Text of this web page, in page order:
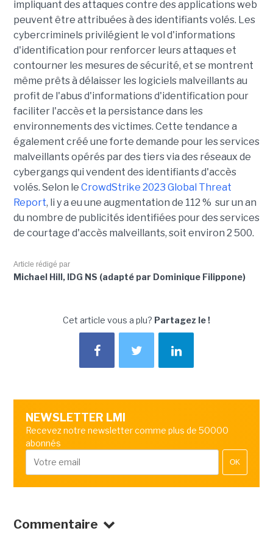
impliquant des attaques contre des applications web
peuvent être attribuées à des identifiants volés. Les
cybercriminels privilégient le vol d'informations
d'identification pour renforcer leurs attaques et
contourner les mesures de sécurité, et se montrent
même prêts à délaisser les logiciels malveillants au
profit de l'abus d'informations d'identification pour
faciliter l'accès et la persistance dans les
environnements des victimes. Cette tendance a
également créé une forte demande pour les services
malveillants opérés par des tiers via des réseaux de
cybergangs qui vendent des identifiants d'accès
volés. Selon le CrowdStrike 2023 Global Threat
Report, li y a eu une augmentation de 112 % sur un an
du nombre de publicités identifiées pour des services
de courtage d'accès malveillants, soit environ 2 500.
Article rédigé par
Michael Hill, IDG NS (adapté par Dominique Filippone)
Cet article vous a plu? Partagez le !
NEWSLETTER LMI
Recevez notre newsletter comme plus de 50000
abonnés
OK
Commentaire